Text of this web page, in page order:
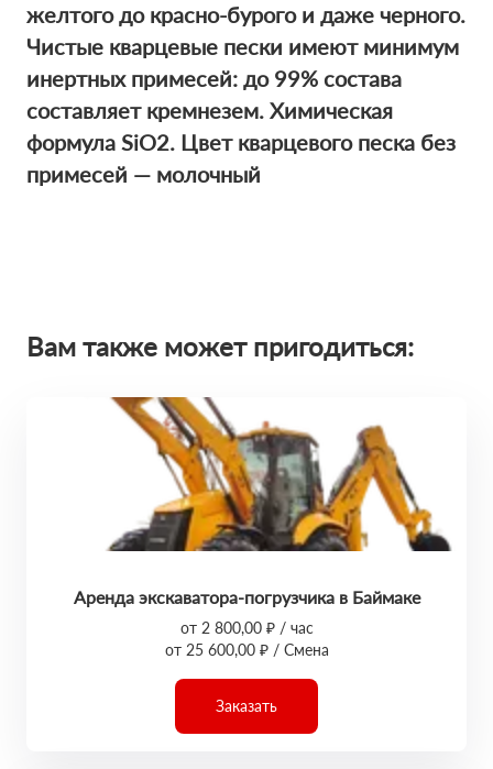
желтого до красно-бурого и даже черного.
Чистые кварцевые пески имеют минимум
инертных примесей: до 99% состава
составляет кремнезем. Химическая
формула SiO2. Цвет кварцевого песка без
примесей — молочный
Вам также может пригодиться:
Аренда экскаватора-погрузчика в Баймаке
от 2 800,00 ₽ / час
от 25 600,00 ₽ / Смена
Заказать